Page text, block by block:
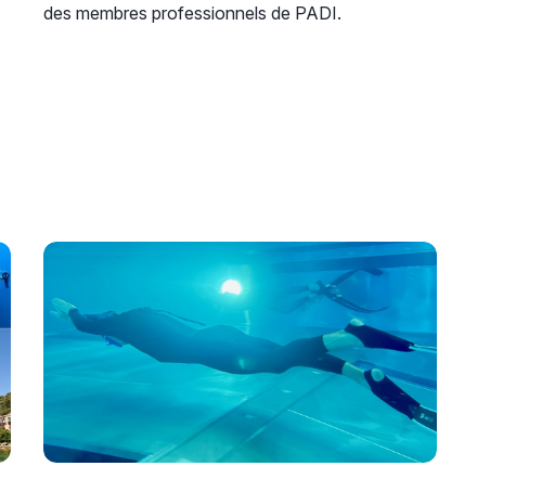
des membres professionnels de PADI.